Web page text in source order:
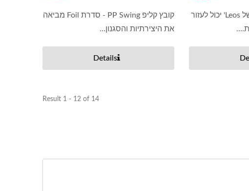
קובץ קליפ PP Swing של Leos' יכול לעזור
קובץ קליפ PP Swing - סדרת Foil מביאה
את היצירתיות והסגנון...
Details
Result 1 - 12 of 14